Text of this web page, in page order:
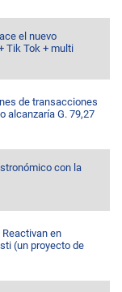
el nuevo
Tik Tok + multi
de transacciones
alcanzaría G. 79,27
con la
en
(un proyecto de